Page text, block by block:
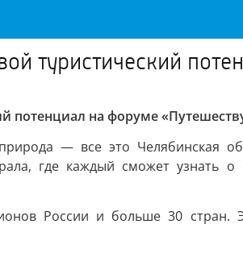
туристический
потенциал на форуме
— все это
где каждый сможет узнать
России и больше 30